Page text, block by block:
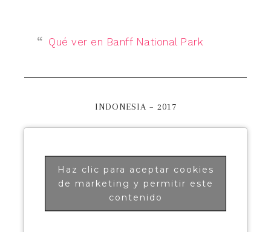
Qué ver en Banff National Park
INDONESIA – 2017
Haz clic para aceptar cookies
de marketing y permitir este
contenido